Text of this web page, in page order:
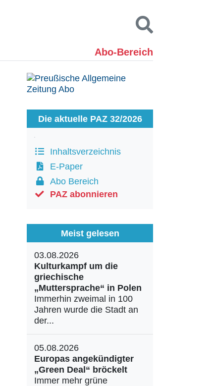
Abo-Bereich
Kontakt
Die aktuelle PAZ 32/2026
Inhaltsverzeichnis
E-Paper
Abo Bereich
PAZ abonnieren
Meist gelesen
03.08.2026
Kulturkampf um die
griechische
„Muttersprache“ in Polen
Immerhin zweimal in 100
Jahren wurde die Stadt an
der...
05.08.2026
Europas angekündigter
„Green Deal“ bröckelt
Immer mehr grüne